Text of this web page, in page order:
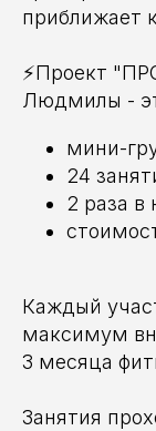
приближает
⚡️Проект
Людмилы -
мини-
24
2 раза в
Каждый
максимум
3 месяца
Занятия